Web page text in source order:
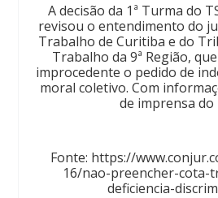
A decisão da 1ª Turma do
revisou o entendimento do
Trabalho de Curitiba e do
Trabalho da 9ª Região,
improcedente o pedido de
moral coletivo. Com
de imprensa do
Fonte: https://
16/nao-preencher-cota-
deficiencia-